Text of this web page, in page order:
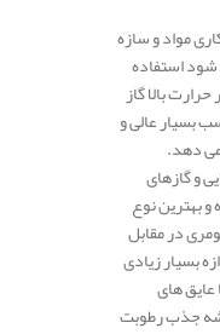
مواد و سازه
استفاده
بالا گاز
بسیار عالی و
دهد.
و گازهای
و بهترین نوع
در مقابل
بسیار زیادی
های
جذب رطوبت